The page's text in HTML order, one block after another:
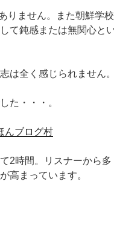
りません。また朝鮮学
て鈍感または無関心と
は全く感じられません。
た・・・。
んブログ村
2時間。リスナーから多
高まっています。